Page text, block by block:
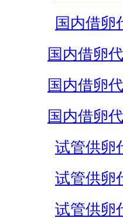
国内借卵
国内借卵
国内借卵
国内借卵
试管供卵
试管供卵
试管供卵